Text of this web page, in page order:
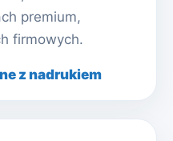
premium,
firmowych.
z nadrukiem